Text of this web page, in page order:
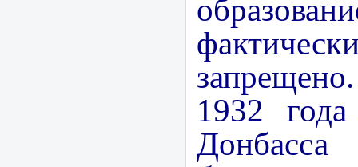
1932